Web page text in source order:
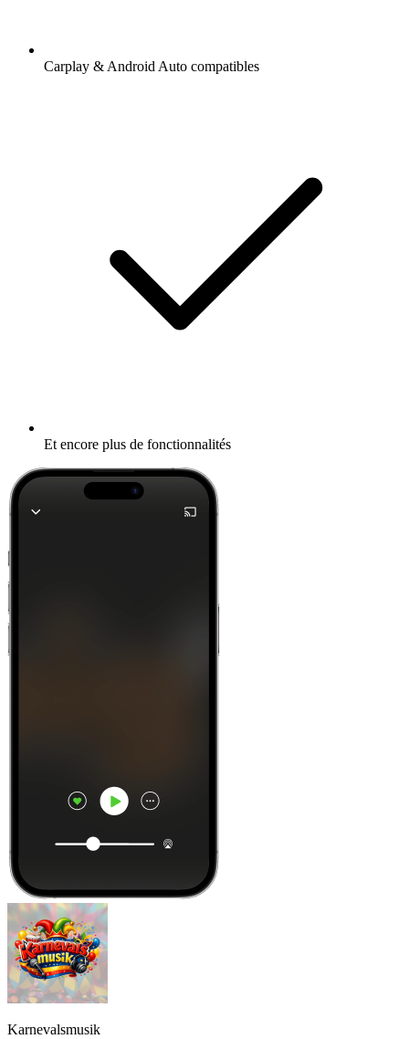
Carplay & Android Auto compatibles
Et encore plus de fonctionnalités
Karnevalsmusik